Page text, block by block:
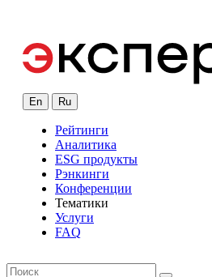
En Ru
Рейтинги
Аналитика
ESG продукты
Рэнкинги
Конференции
Тематики
Услуги
FAQ